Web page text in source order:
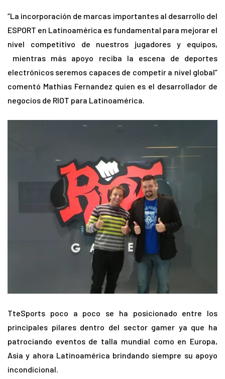
“La incorporación de marcas importantes al desarrollo del
ESPORT en Latinoamérica es fundamental para mejorar el
nivel competitivo de nuestros jugadores y equipos,
mientras más apoyo reciba la escena de deportes
electrónicos seremos capaces de competir a nivel global”
comentó Mathias Fernandez quien es el desarrollador de
negocios de RIOT para Latinoamérica.
TteSports poco a poco se ha posicionado entre los
principales pilares dentro del sector gamer ya que ha
patrociando eventos de talla mundial como en Europa,
Asia y ahora Latinoamérica brindando siempre su apoyo
incondicional.